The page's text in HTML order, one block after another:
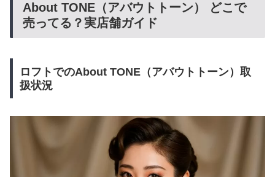
About TONE（アバウトトーン） どこで
売ってる？実店舗ガイド
ロフトでのAbout TONE（アバウトトーン）取
扱状況